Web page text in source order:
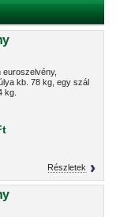
euroszelvény,
kb. 78 kg, egy szál
kg.
Részletek